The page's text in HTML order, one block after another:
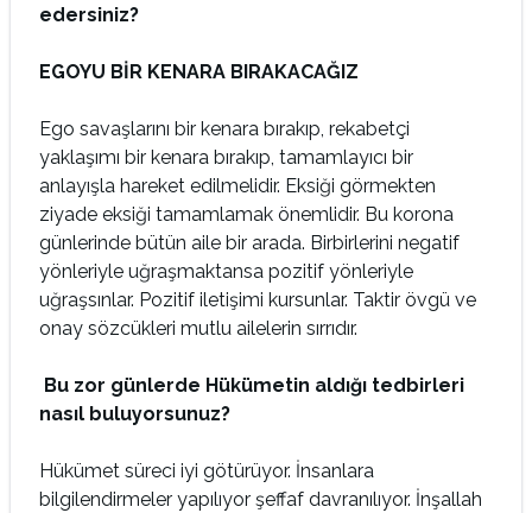
edersiniz?
EGOYU BİR KENARA BIRAKACAĞIZ
Ego savaşlarını bir kenara bırakıp, rekabetçi
yaklaşımı bir kenara bırakıp, tamamlayıcı bir
anlayışla hareket edilmelidir. Eksiği görmekten
ziyade eksiği tamamlamak önemlidir. Bu korona
günlerinde bütün aile bir arada. Birbirlerini negatif
yönleriyle uğraşmaktansa pozitif yönleriyle
uğraşsınlar. Pozitif iletişimi kursunlar. Taktir övgü ve
onay sözcükleri mutlu ailelerin sırrıdır.
Bu zor günlerde Hükümetin aldığı tedbirleri
nasıl buluyorsunuz?
Hükümet süreci iyi götürüyor. İnsanlara
bilgilendirmeler yapılıyor şeffaf davranılıyor. İnşallah